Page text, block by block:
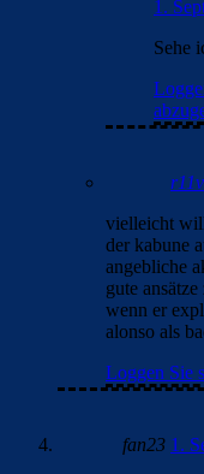
1.
Sehe
vielleicht
der kabune
angebliche
gute
wenn er
alonso als
Loggen Sie
fan23 1.